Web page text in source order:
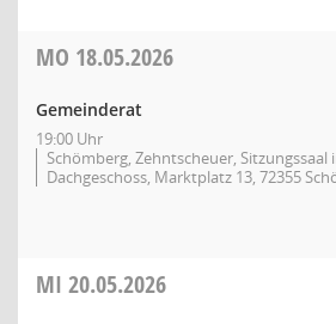
MO 18.05.2026
Gemeinderat
19:00 Uhr
Schömberg, Zehntscheuer, Sitzungssaal
Dachgeschoss, Marktplatz 13, 72355
MI 20.05.2026